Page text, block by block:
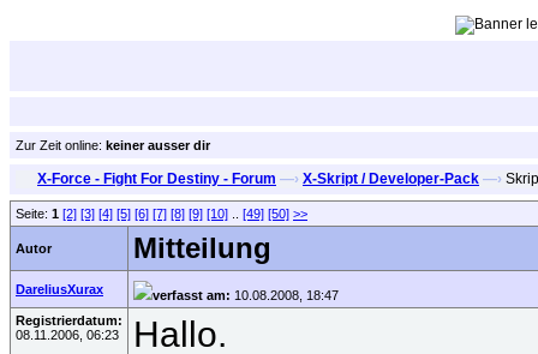
Zur Zeit online: keiner ausser dir
X-Force - Fight For Destiny - Forum —› X-Skript / Developer-Pack —›
Seite: 1 [2] [3] [4] [5] [6] [7] [8] [9] [10] [49] [50] >>
Autor Mitteilung
DareliusXurax verfasst am: 10.08.2008, 18:47
Registrierdatum:
08.11.2006, 06:23
Hallo.